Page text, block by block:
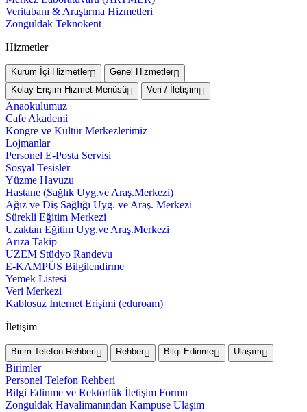
Veritabanı & Araştırma Hizmetleri
Zonguldak Teknokent
Hizmetler
Kurum İçi Hizmetler
Genel Hizmetler
Kolay Erişim Hizmet Menüsü
Veri / İletişim
Anaokulumuz
Cafe Akademi
Kongre ve Kültür Merkezlerimiz
Lojmanlar
Personel E-Posta Servisi
Sosyal Tesisler
Yüzme Havuzu
Hastane (Sağlık Uyg.ve Araş.Merkezi)
Ağız ve Diş Sağlığı Uyg. ve Araş. Merkezi
Sürekli Eğitim Merkezi
Uzaktan Eğitim Uyg.ve Araş.Merkezi
Arıza Takip
UZEM Stüdyo Randevu
E-KAMPÜS Bilgilendirme
Yemek Listesi
Veri Merkezi
Kablosuz İnternet Erişimi (eduroam)
İletişim
Birim Telefon Rehberi Rehber Bilgi Edinme Ulaşım
Birimler
Personel Telefon Rehberi
Bilgi Edinme ve Rektörlük İletişim Formu
Zonguldak Havalimanından Kampüse Ulaşım